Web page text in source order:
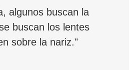
algunos buscan la
buscan los lentes
sobre la nariz."